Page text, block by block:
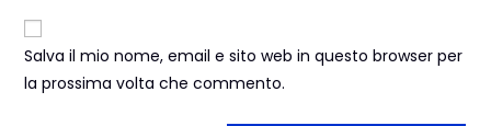
Salva il mio nome, email e sito web in questo browser per
la prossima volta che commento.